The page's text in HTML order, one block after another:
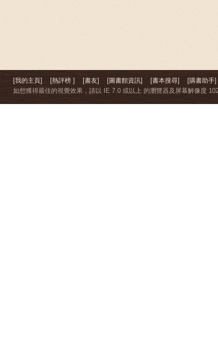
[我的主頁] [熱評榜 ] [書友] [圖書館資訊] [書本搜尋]
[購書助手]
如想獲得最佳的視覺效果，請以 IE 7.0 或以上 的瀏覽器及屏幕解像度